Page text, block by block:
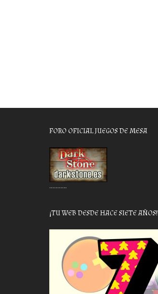
FORO OFICIAL JUEGOS DE MESA
………..
¡TU WEB DESDE HACE SIETE AÑOS!